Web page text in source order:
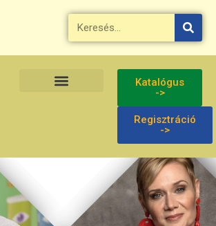
Katalógus
->
Regisztráció
->